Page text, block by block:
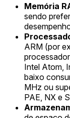
Memória
sendo
ARM (por
Intel Atom,
baixo
MHz ou
PAE, NX e